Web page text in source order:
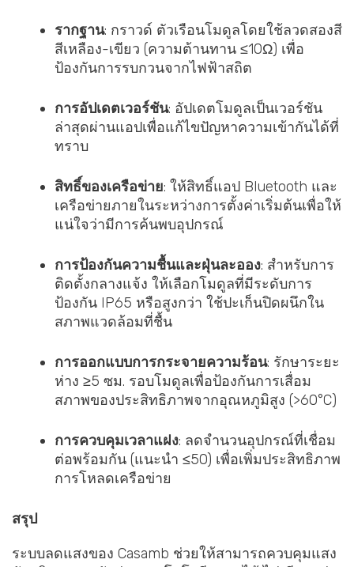
รากฐาน: กราวด์ ตัวเรือนโมดูลโดยใช้ลวดสองสี
สีเหลือง-เขียว (ความต้านทาน ≤10Ω) เพื่อ
ป้องกันการรบกวนจากไฟฟ้าสถิต
การอัปเดตเวอร์ชัน: อัปเดตโมดูลเป็นเวอร์ชัน
ล่าสุดผ่านแอปเพื่อแก้ไขปัญหาความเข้ากันได้ที่
ทราบ
สิทธิ์ของเครือข่าย: ให้สิทธิ์แอป Bluetooth และ
เครือข่ายภายในระหว่างการตั้งค่าเริ่มต้นเพื่อให้
แน่ใจว่ามีการค้นพบอุปกรณ์
การป้องกันความชื้นและฝุ่นละออง: สำหรับการ
ติดตั้งกลางแจ้ง ให้เลือกโมดูลที่มีระดับการ
ป้องกัน IP65 หรือสูงกว่า ใช้ปะเก็นปิดผนึกใน
สภาพแวดล้อมที่ชื้น
การออกแบบการกระจายความร้อน: รักษาระยะ
ห่าง ≥5 ซม. รอบโมดูลเพื่อป้องกันการเสื่อม
สภาพของประสิทธิภาพจากอุณหภูมิสูง (>60°C)
การควบคุมเวลาแฝง: ลดจำนวนอุปกรณ์ที่เชื่อม
ต่อพร้อมกัน (แนะนำ ≤50) เพื่อเพิ่มประสิทธิภาพ
การโหลดเครือข่าย
สรุป
ระบบลดแสงของ Casamb ช่วยให้สามารถควบคุมแสง